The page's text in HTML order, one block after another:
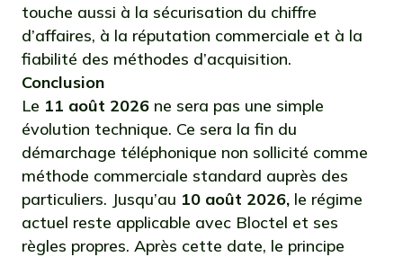
touche aussi à la sécurisation du chiffre
d’affaires, à la réputation commerciale et à la
fiabilité des méthodes d’acquisition.
Conclusion
Le 11 août 2026 ne sera pas une simple
évolution technique. Ce sera la fin du
démarchage téléphonique non sollicité comme
méthode commerciale standard auprès des
particuliers. Jusqu’au 10 août 2026, le régime
actuel reste applicable avec Bloctel et ses
règles propres. Après cette date, le principe